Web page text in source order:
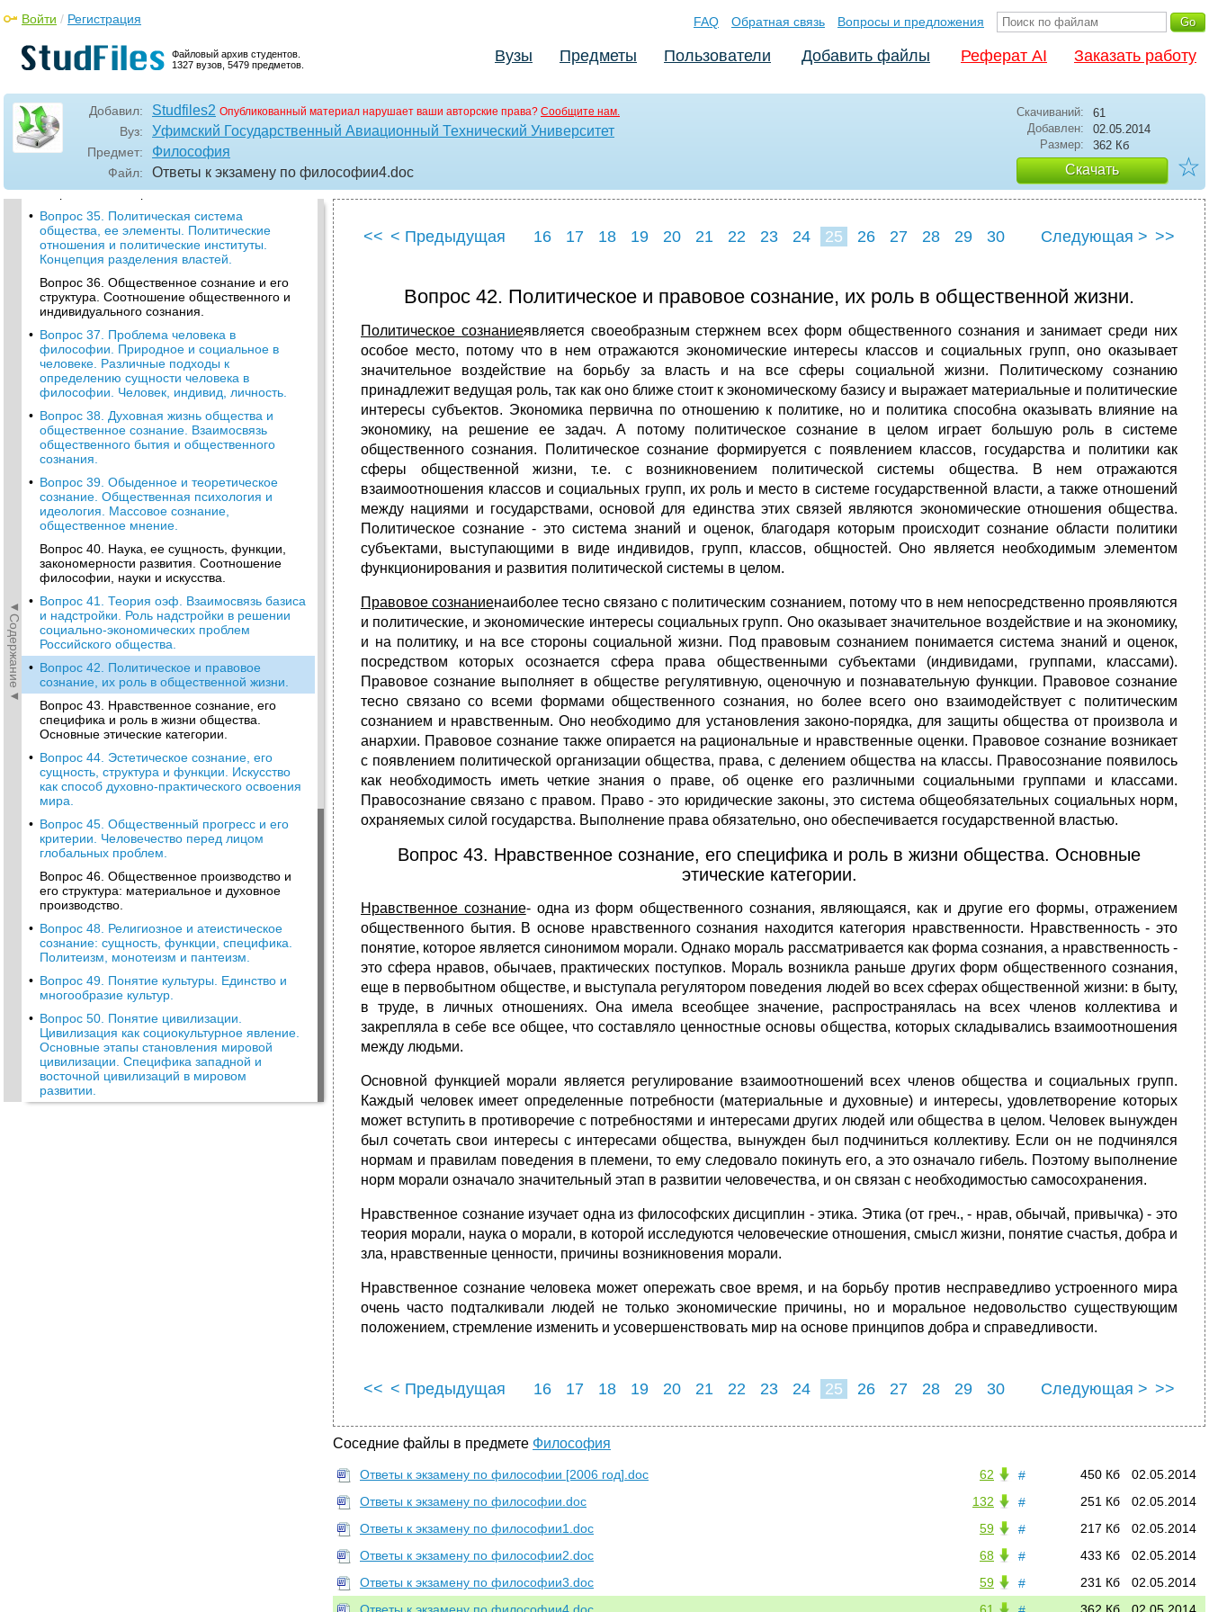
Файловый архив студентов.
1327 вузов, 5479 предметов.
Войти / Регистрация FAQ Обратная связь Вопросы и предложения
Вузы Предметы Пользователи Добавить файлы Реферат AI Заказать работу
Добавил: Studfiles2 Опубликованный материал нарушает ваши авторские права? Сообщите нам.
Вуз: Уфимский Государственный Авиационный Технический Университет
Предмет: Философия
Файл: Ответы к экзамену по философии4.doc
Скачиваний:
61
Добавлен:
02.05.2014
Размер:
362 Кб
Скачать ☆
◄Содержание◄
факторы в историческом процессе и их
взаимосвязь. Роль народных масс и
личности в истории.
• Вопрос 33.Государство, его сущность,
функции. Формы государственного
устройства. Тоталитарное и
демократическое государство.
Вопрос 34. Исторические формы общности
людей: семья, род, племя, народность,
нация. Национальные отношения в
современном мире.
• Вопрос 35. Политическая система
общества, ее элементы. Политические
отношения и политические институты.
Концепция разделения властей.
Вопрос 36. Общественное сознание и его
структура. Соотношение общественного и
индивидуального сознания.
• Вопрос 37. Проблема человека в
философии. Природное и социальное в
человеке. Различные подходы к
определению сущности человека в
философии. Человек, индивид, личность.
• Вопрос 38. Духовная жизнь общества и
общественное сознание. Взаимосвязь
общественного бытия и общественного
сознания.
• Вопрос 39. Обыденное и теоретическое
сознание. Общественная психология и
идеология. Массовое сознание,
общественное мнение.
Вопрос 40. Наука, ее сущность, функции,
закономерности развития. Соотношение
философии, науки и искусства.
• Вопрос 41. Теория оэф. Взаимосвязь базиса
и надстройки. Роль надстройки в решении
социально-экономических проблем
Российского общества.
• Вопрос 42. Политическое и правовое
сознание, их роль в общественной жизни.
Вопрос 43. Нравственное сознание, его
специфика и роль в жизни общества.
Основные этические категории.
• Вопрос 44. Эстетическое сознание, его
сущность, структура и функции. Искусство
как способ духовно-практического освоения
мира.
• Вопрос 45. Общественный прогресс и его
критерии. Человечество перед лицом
глобальных проблем.
Вопрос 46. Общественное производство и
его структура: материальное и духовное
производство.
• Вопрос 48. Религиозное и атеистическое
сознание: сущность, функции, специфика.
Политеизм, монотеизм и пантеизм.
• Вопрос 49. Понятие культуры. Единство и
многообразие культур.
• Вопрос 50. Понятие цивилизации.
Цивилизация как социокультурное явление.
Основные этапы становления мировой
цивилизации. Специфика западной и
восточной цивилизаций в мировом
развитии.
<< < Предыдущая 16 17 18 19 20 21 22 23 24 25 26 27 28 29 30 Следующая > >>
Вопрос 42. Политическое и правовое сознание, их роль в общественной жизни.
Политическое сознаниеявляется своеобразным стержнем всех форм общественного сознания и занимает среди них
особое место, потому что в нем отражаются экономические интересы классов и социальных групп, оно оказывает
значительное воздействие на борьбу за власть и на все сферы социальной жизни. Политическому сознанию
принадлежит ведущая роль, так как оно ближе стоит к экономическому базису и выражает материальные и политические
интересы субъектов. Экономика первична по отношению к политике, но и политика способна оказывать влияние на
экономику, на решение ее задач. А потому политическое сознание в целом играет большую роль в системе
общественного сознания. Политическое сознание формируется с появлением классов, государства и политики как
сферы общественной жизни, т.е. с возникновением политической системы общества. В нем отражаются
взаимоотношения классов и социальных групп, их роль и место в системе государственной власти, а также отношений
между нациями и государствами, основой для единства этих связей являются экономические отношения общества.
Политическое сознание - это система знаний и оценок, благодаря которым происходит сознание области политики
субъектами, выступающими в виде индивидов, групп, классов, общностей. Оно является необходимым элементом
функционирования и развития политической системы в целом.
Правовое сознаниенаиболее тесно связано с политическим сознанием, потому что в нем непосредственно проявляются
и политические, и экономические интересы социальных групп. Оно оказывает значительное воздействие и на экономику,
и на политику, и на все стороны социальной жизни. Под правовым сознанием понимается система знаний и оценок,
посредством которых осознается сфера права общественными субъектами (индивидами, группами, классами).
Правовое сознание выполняет в обществе регулятивную, оценочную и познавательную функции. Правовое сознание
тесно связано со всеми формами общественного сознания, но более всего оно взаимодействует с политическим
сознанием и нравственным. Оно необходимо для установления законо-порядка, для защиты общества от произвола и
анархии. Правовое сознание также опирается на рациональные и нравственные оценки. Правовое сознание возникает
с появлением политической организации общества, права, с делением общества на классы. Правосознание появилось
как необходимость иметь четкие знания о праве, об оценке его различными социальными группами и классами.
Правосознание связано с правом. Право - это юридические законы, это система общеобязательных социальных норм,
охраняемых силой государства. Выполнение права обязательно, оно обеспечивается государственной властью.
Вопрос 43. Нравственное сознание, его специфика и роль в жизни общества. Основные
этические категории.
Нравственное сознание- одна из форм общественного сознания, являющаяся, как и другие его формы, отражением
общественного бытия. В основе нравственного сознания находится категория нравственности. Нравственность - это
понятие, которое является синонимом морали. Однако мораль рассматривается как форма сознания, а нравственность -
это сфера нравов, обычаев, практических поступков. Мораль возникла раньше других форм общественного сознания,
еще в первобытном обществе, и выступала регулятором поведения людей во всех сферах общественной жизни: в быту,
в труде, в личных отношениях. Она имела всеобщее значение, распространялась на всех членов коллектива и
закрепляла в себе все общее, что составляло ценностные основы общества, которых складывались взаимоотношения
между людьми.
Основной функцией морали является регулирование взаимоотношений всех членов общества и социальных групп.
Каждый человек имеет определенные потребности (материальные и духовные) и интересы, удовлетворение которых
может вступить в противоречие с потребностями и интересами других людей или общества в целом. Человек вынужден
был сочетать свои интересы с интересами общества, вынужден был подчиниться коллективу. Если он не подчинялся
нормам и правилам поведения в племени, то ему следовало покинуть его, а это означало гибель. Поэтому выполнение
норм морали означало значительный этап в развитии человечества, и он связан с необходимостью самосохранения.
Нравственное сознание изучает одна из философских дисциплин - этика. Этика (от греч., - нрав, обычай, привычка) - это
теория морали, наука о морали, в которой исследуются человеческие отношения, смысл жизни, понятие счастья, добра и
зла, нравственные ценности, причины возникновения морали.
Нравственное сознание человека может опережать свое время, и на борьбу против несправедливо устроенного мира
очень часто подталкивали людей не только экономические причины, но и моральное недовольство существующим
положением, стремление изменить и усовершенствовать мир на основе принципов добра и справедливости.
<< < Предыдущая 16 17 18 19 20 21 22 23 24 25 26 27 28 29 30 Следующая > >>
Соседние файлы в предмете Философия
# 02.05.2014
450 Кб
62
Ответы к экзамену по философии [2006 год].doc
#
02.05.2014
251 Кб
132
Ответы к экзамену по философии.doc
#
02.05.2014
217 Кб
59
Ответы к экзамену по философии1.doc
#
02.05.2014
433 Кб
68
Ответы к экзамену по философии2.doc
#
02.05.2014
231 Кб
59
Ответы к экзамену по философии3.doc
02.05.2014
362 Кб
61
Ответы к экзамену по философии4.doc